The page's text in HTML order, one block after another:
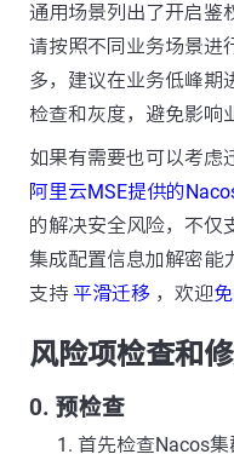
通用场景列出了开启鉴
请按照不同业务场景进
多，建议在业务低峰期
检查和灰度，避免影响
如果有需要也可以考虑
阿里云MSE提供的
的解决安全风险，不仅
集成配置信息加解密能
支持 平滑迁移 ，欢迎
风险项检查和
0. 预检查
首先检查Nacos